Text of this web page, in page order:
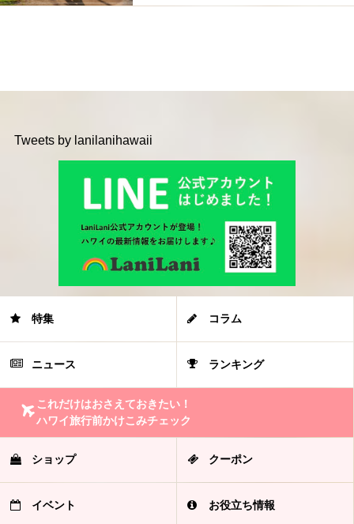
Tweets by lanilanihawaii
特集 コラム
ニュース ランキング
これだけはおさえておきたい！
ハワイ旅行前かけこみチェック
ショップ クーポン
イベント お役立ち情報